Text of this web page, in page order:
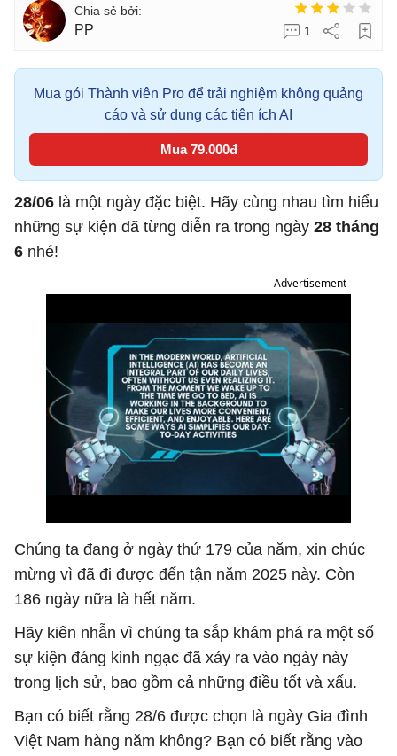
1
PP
Mua gói Thành viên Pro để trải nghiệm không quảng
cáo và sử dụng các tiện ích AI
Mua 79.000đ
28/06 là một ngày đặc biệt. Hãy cùng nhau tìm hiểu
những sự kiện đã từng diễn ra trong ngày 28 tháng
6 nhé!
Advertisement
Chúng ta đang ở ngày thứ 179 của năm, xin chúc
mừng vì đã đi được đến tận năm 2025 này. Còn
186 ngày nữa là hết năm.
Hãy kiên nhẫn vì chúng ta sắp khám phá ra một số
sự kiện đáng kinh ngạc đã xảy ra vào ngày này
trong lịch sử, bao gồm cả những điều tốt và xấu.
Bạn có biết rằng 28/6 được chọn là ngày Gia đình
Việt Nam hàng năm không? Bạn có biết rằng vào